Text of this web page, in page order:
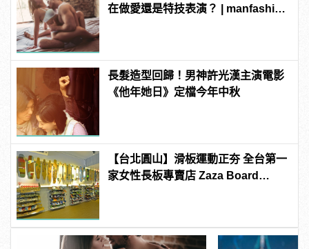
在做愛還是特技表演？ | manfashion
長髮造型回歸！男神許光漢主演電影
《他年她日》定檔今年中秋
【台北圓山】滑板運動正夯 全台第一
家女性長板專賣店 Zaza Board